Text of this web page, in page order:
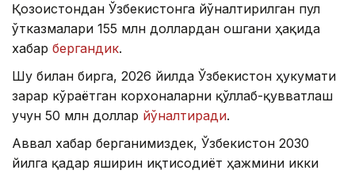
Қозоғистондан Ўзбекистонга йўналтирилган пул
ўтказмалари 155 млн доллардан ошгани ҳақида
хабар бергандик.
Шу билан бирга, 2026 йилда Ўзбекистон ҳукумати
зарар кўраётган корхоналарни қўллаб-қувватлаш
учун 50 млн доллар йўналтиради.
Аввал хабар берганимиздек, Ўзбекистон 2030
йилга қадар яширин иқтисодиёт ҳажмини икки